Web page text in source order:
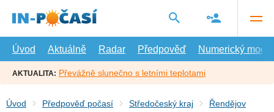
hlavní
Úvod
Aktuálně Radar Předpověď Numerický model
AKTUALITA: Převážně slunečno s letními teplotami
Úvod Předpověď počasí Středočeský kraj
Řendějov